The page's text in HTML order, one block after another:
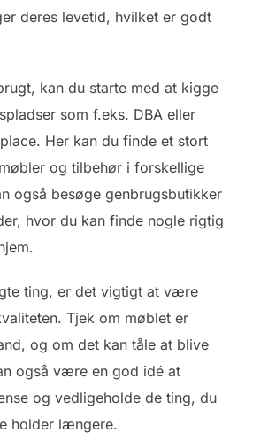
deres levetid, hvilket er godt
kan du starte med at kigge
som f.eks. DBA eller
Her kan du finde et stort
og tilbehør i forskellige
også besøge genbrugsbutikker
hvor du kan finde nogle rigtig
ting, er det vigtigt at være
Tjek om møblet er
og om det kan tåle at blive
også være en god idé at
og vedligeholde de ting, du
holder længere.